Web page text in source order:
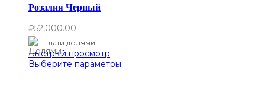
Розалия Черный
₽52,000.00
плати долями
Быстрый просмотр
Выберите параметры